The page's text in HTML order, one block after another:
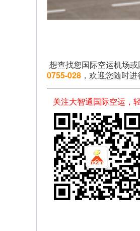
想查找您国际空运机场
0755-028 ，欢迎您随时进
关注大智通国际空运，